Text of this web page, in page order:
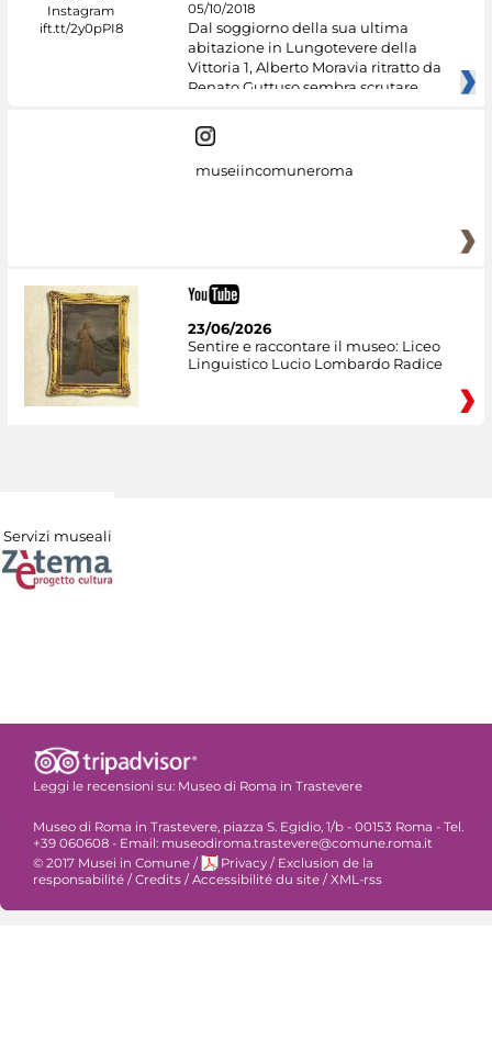
05/10/2018
Dal soggiorno della sua ultima
abitazione in Lungotevere della
Vittoria 1, Alberto Moravia ritratto da
Renato Guttuso sembra scrutare
museiincomuneroma
23/06/2026
Sentire e raccontare il museo: Liceo
Linguistico Lucio Lombardo Radice
Servizi museali
Leggi le recensioni su: Museo di Roma in Trastevere
Museo di Roma in Trastevere, piazza S. Egidio, 1/b - 00153 Roma - Tel.
+39 060608 - Email: museodiroma.trastevere@comune.roma.it
© 2017 Musei in Comune / Privacy / Exclusion de la
responsabilité /Credits /Accessibilité du site /XML-rss